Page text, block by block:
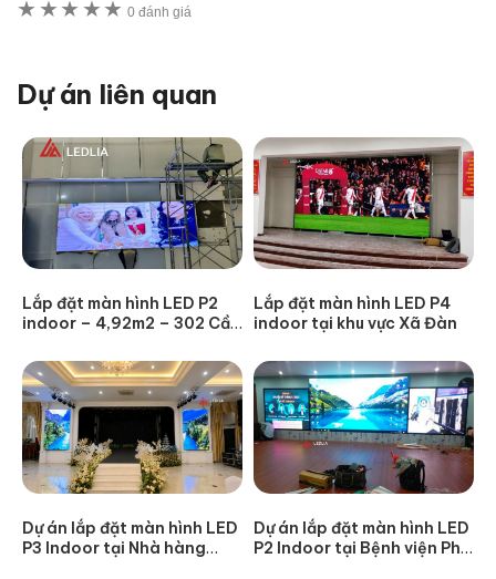
★ ★ ★ ★ ★ 0 đánh giá
Dự án liên quan
Lắp đặt màn hình LED P2
indoor – 4,92m2 – 302 Cầu
Lắp đặt màn hình LED P4
indoor tại khu vực Xã Đàn
Dự án lắp đặt màn hình LED
P3 Indoor tại Nhà hàng
Dự án lắp đặt màn hình LED
P2 Indoor tại Bệnh viện Phụ